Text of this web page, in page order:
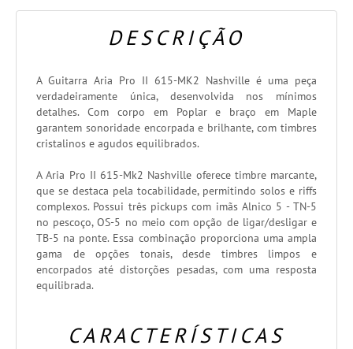
DESCRIÇÃO
A Guitarra Aria Pro II 615-MK2 Nashville é uma peça
verdadeiramente única, desenvolvida nos mínimos
detalhes. Com corpo em Poplar e braço em Maple
garantem sonoridade encorpada e brilhante, com timbres
cristalinos e agudos equilibrados.
A Aria Pro II 615-Mk2 Nashville oferece timbre marcante,
que se destaca pela tocabilidade, permitindo solos e riffs
complexos. Possui três pickups com imãs Alnico 5 - TN-5
no pescoço, OS-5 no meio com opção de ligar/desligar e
TB-5 na ponte. Essa combinação proporciona uma ampla
gama de opções tonais, desde timbres limpos e
encorpados até distorções pesadas, com uma resposta
equilibrada.
CARACTERÍSTICAS